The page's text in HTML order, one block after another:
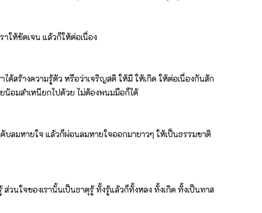
ให้ชัดเจน แล้วก็ให้ต่อเนื่อง
ด้สร้างความรู้ตัว หรือว่าเจริญสติ ให้มี ให้เกิด ให้ต่อเนื่องกันสัก
น้อมสำเหนียกไปด้วย ไม่ต้องพนมมือก็ได้
บลมหายใจ แล้วก็ผ่อนลมหายใจออกมายาวๆ ให้เป็นธรรมชาติ
วนใจของเรานั้นเป็นธาตุรู้ ทั้งรู้แล้วก็ทั้งหลง ทั้งเกิด ทั้งเป็นทาส